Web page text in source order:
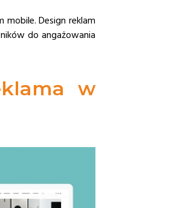
Design reklam
do angażowania
w